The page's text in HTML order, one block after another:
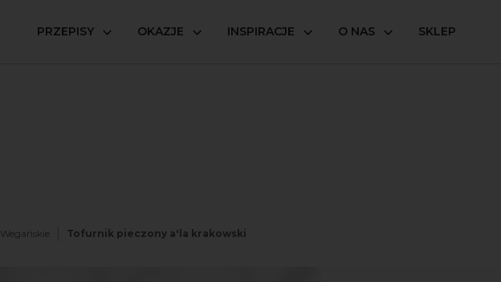
PRZEPISY OKAZJE INSPIRACJE O NAS SKLEP
Wegańskie Tofurnik pieczony a'la krakowski